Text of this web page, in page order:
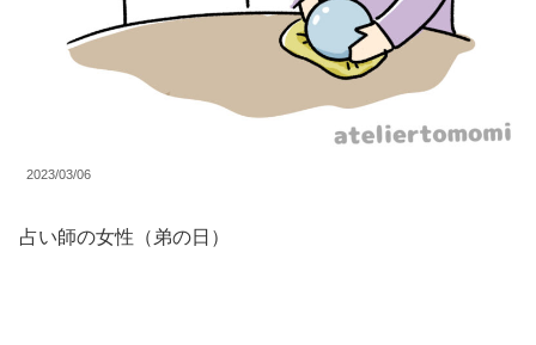
2023/03/06
占い師の女性（弟の日）